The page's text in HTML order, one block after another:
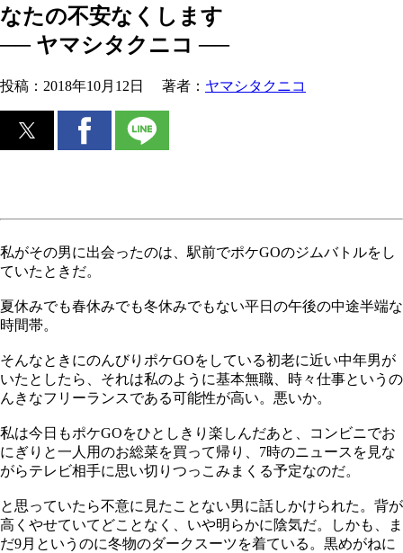
なたの不安なくします
── ヤマシタクニコ ──
投稿： 2018年10月12日 著者： ヤマシタクニコ
私がその男に出会ったのは、駅前でポケGOのジムバトルをし
ていたときだ。
夏休みでも春休みでも冬休みでもない平日の午後の中途半端な
時間帯。
そんなときにのんびりポケGOをしている初老に近い中年男が
いたとしたら、それは私のように基本無職、時々仕事というの
んきなフリーランスである可能性が高い。悪いか。
私は今日もポケGOをひとしきり楽しんだあと、コンビニでお
にぎりと一人用のお総菜を買って帰り、7時のニュースを見な
がらテレビ相手に思い切りつっこみまくる予定なのだ。
と思っていたら不意に見たことない男に話しかけられた。背が
高くやせていてどことなく、いや明らかに陰気だ。しかも、ま
だ9月というのに冬物のダークスーツを着ている。黒めがねに